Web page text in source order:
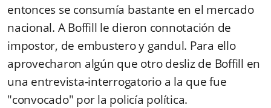
entonces se consumía bastante en el mercado
nacional. A Boffill le dieron connotación de
impostor, de embustero y gandul. Para ello
aprovecharon algún que otro desliz de Boffill en
una entrevista-interrogatorio a la que fue
"convocado" por la policía política.